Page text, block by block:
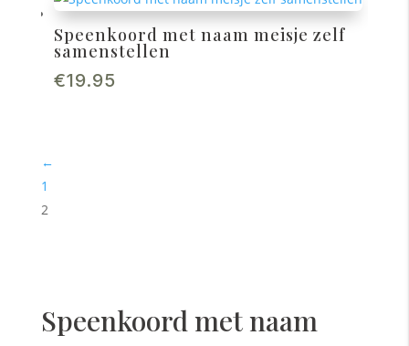
Speenkoord met naam meisje zelf
samenstellen
€19.95
←
1
2
Speenkoord met naam